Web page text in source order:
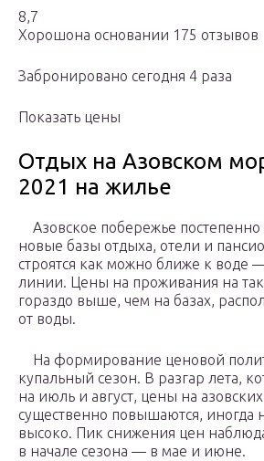
8,7
Хорошона основании 175 отзывов
Забронировано сегодня 4 раза
Показать цены
Отдых на Азовском
2021 на жилье
Азовское побережье постепенно
новые базы отдыха, отели и
строятся как можно ближе к воде
линии. Цены на проживания на
гораздо выше, чем на базах,
от воды.
На формирование ценовой
купальный сезон. В разгар лета,
на июль и август, цены на
существенно повышаются, иногда
высоко. Пик снижения цен
в начале сезона — в мае и июне.